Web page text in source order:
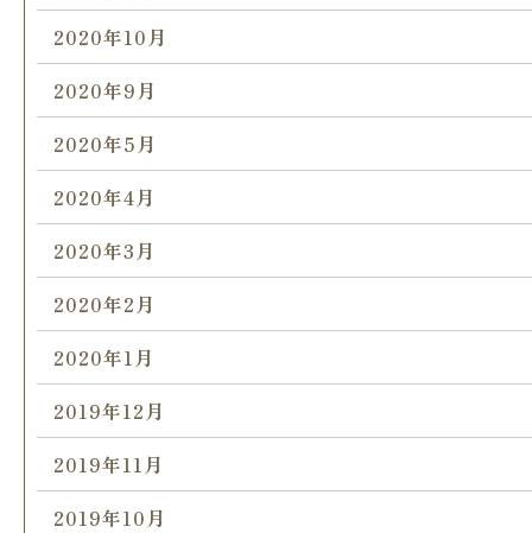
2020年10月
2020年9月
2020年5月
2020年4月
2020年3月
2020年2月
2020年1月
2019年12月
2019年11月
2019年10月